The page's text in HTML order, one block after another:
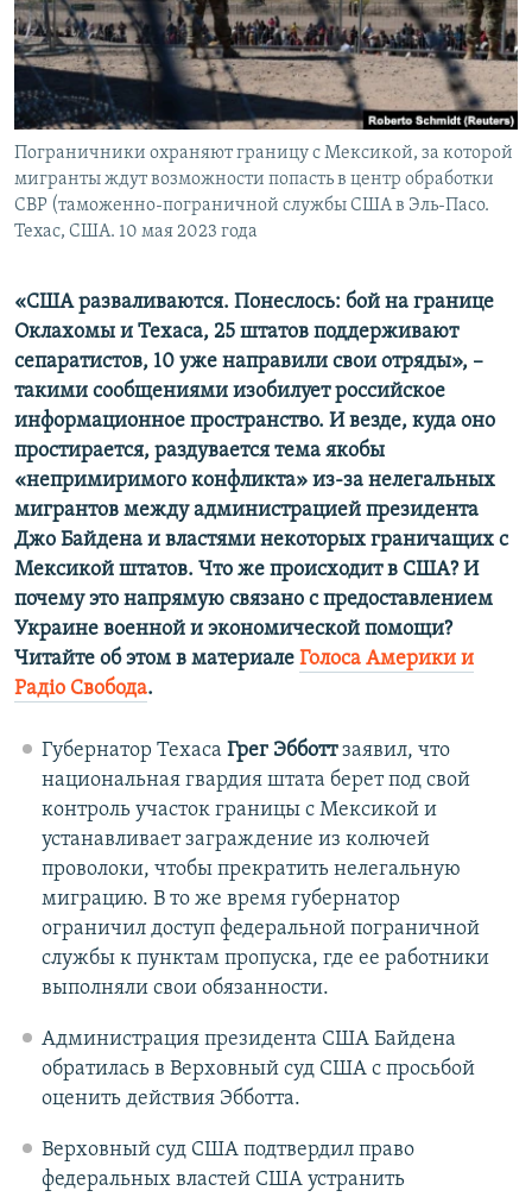
ELIFBE
УКРАИНСКАЯ ПРОБЛЕМА КРЫМА
Все сайты RFE/RL
Пограничники охраняют границу с Мексикой, за которой
мигранты ждут возможности попасть в центр обработки
CBP (таможенно-пограничной службы США в Эль-Пасо.
Техас, США. 10 мая 2023 года
«США разваливаются. Понеслось: бой на границе
Оклахомы и Техаса, 25 штатов поддерживают
сепаратистов, 10 уже направили свои отряды», –
такими сообщениями изобилует российское
информационное пространство. И везде, куда оно
простирается, раздувается тема якобы
«непримиримого конфликта» из-за нелегальных
мигрантов между администрацией президента
Джо Байдена и властями некоторых граничащих с
Мексикой штатов. Что же происходит в США? И
почему это напрямую связано с предоставлением
Украине военной и экономической помощи?
Читайте об этом в материале Голоса Америки и
Радіо Свобода.
Губернатор Техаса Грег Эбботтзаявил, что
национальная гвардия штата берет под свой
контроль участок границы с Мексикой и
устанавливает заграждение из колючей
проволоки, чтобы прекратить нелегальную
миграцию. В то же время губернатор
ограничил доступ федеральной пограничной
службы к пунктам пропуска, где ее работники
выполняли свои обязанности.
Администрация президента США Байдена
обратилась в Верховный суд США с просьбой
оценить действия Эбботта.
Верховный суд США подтвердил право
федеральных властей США устранить